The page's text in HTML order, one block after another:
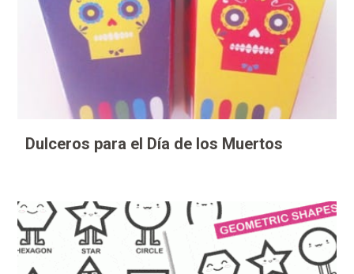
Dulceros para el Día de los Muertos